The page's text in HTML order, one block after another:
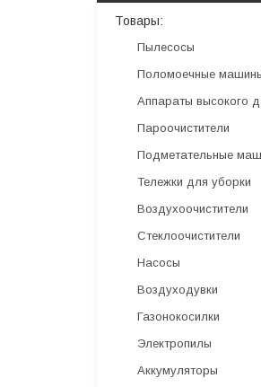
Товары:
Пылесосы
Поломоечные
Аппараты высокого
Пароочистители
Подметательные
Тележки для уборки
Воздухоочистители
Стеклоочистители
Насосы
Воздуходувки
Газонокосилки
Электропилы
Аккумуляторы